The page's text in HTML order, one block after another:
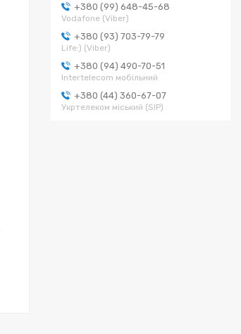
+380 (99) 648-45-68
Vodafone (Viber)
+380 (93) 703-79-79
Life:) (Viber)
+380 (94) 490-70-51
Intertelecom мобільний
+380 (44) 360-67-07
Укртелеком міський (SIP)